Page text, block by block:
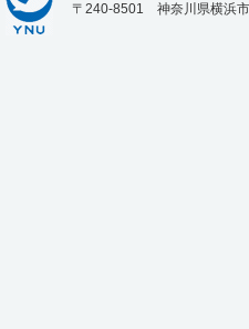
〒240-8501 神奈川県横浜